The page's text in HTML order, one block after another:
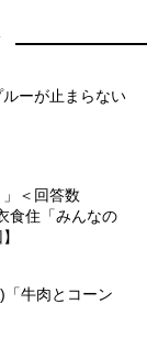
ーが止まらない
」＜回答数
食住「みんなの
「牛肉とコーン